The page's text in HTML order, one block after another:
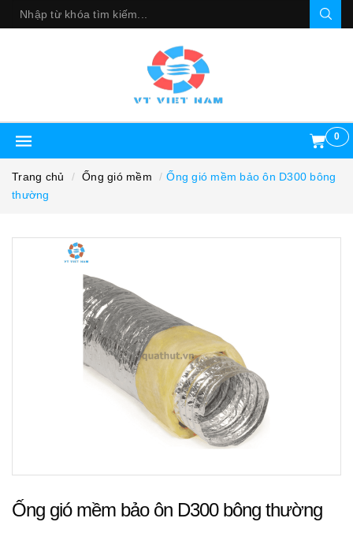
0
Trang chủ Ống gió mềm
Ống gió mềm bảo ôn D300 bông
thường
Ống gió mềm bảo ôn D300 bông thường